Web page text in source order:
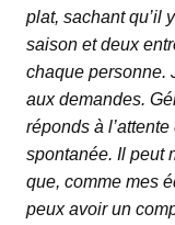
plat, sachant qu’il
saison et deux
chaque personne.
aux demandes.
réponds à
spontanée. Il peut
que, comme mes
peux avoir un